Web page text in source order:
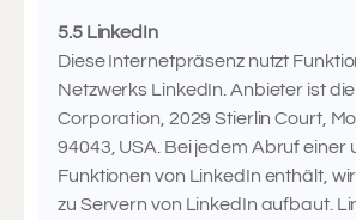
5.5 LinkedIn
Diese Internetpräsenz nutzt
Netzwerks LinkedIn. Anbieter ist
Corporation, 2029 Stierlin Court,
94043, USA. Bei jedem Abruf einer
Funktionen von LinkedIn enthält,
zu Servern von LinkedIn aufbaut.